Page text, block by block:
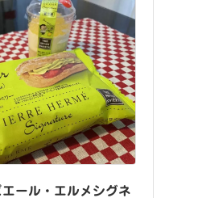
ール・エルメシグネ